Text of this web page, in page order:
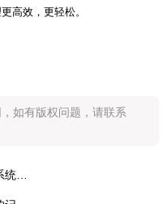
高效，更轻松。
如有版权问题，请联系